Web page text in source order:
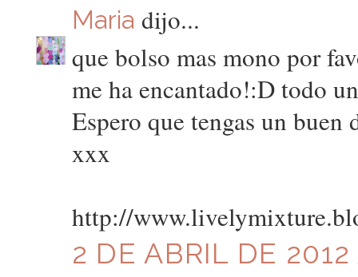
Maria dijo...
que bolso mas mono por
me ha encantado!:D todo
Espero que tengas un buen
xxx
http://
2 DE ABRIL DE